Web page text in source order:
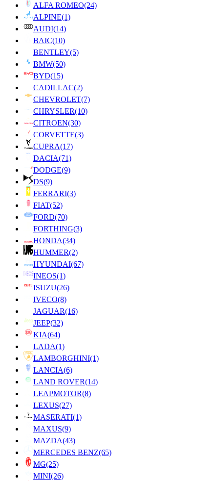
ALFA ROMEO(24)
ALPINE(1)
AUDI(14)
BAIC(10)
BENTLEY(5)
BMW(50)
BYD(15)
CADILLAC(2)
CHEVROLET(7)
CHRYSLER(10)
CITROEN(30)
CORVETTE(3)
CUPRA(17)
DACIA(71)
DODGE(9)
DS(9)
FERRARI(3)
FIAT(52)
FORD(70)
FORTHING(3)
HONDA(34)
HUMMER(2)
HYUNDAI(67)
INEOS(1)
ISUZU(26)
IVECO(8)
JAGUAR(16)
JEEP(32)
KIA(64)
LADA(1)
LAMBORGHINI(1)
LANCIA(6)
LAND ROVER(14)
LEAPMOTOR(8)
LEXUS(27)
MASERATI(1)
MAXUS(9)
MAZDA(43)
MERCEDES BENZ(65)
MG(25)
MINI(26)